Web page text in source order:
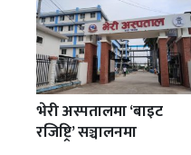
भेरी अस्पतालमा ‘बाइट
रजिष्ट्रि’ सञ्चालनमा